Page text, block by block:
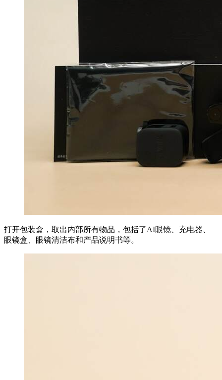
打开包装盒，取出内部所有物品，包括了AI眼镜、充电器、
眼镜盒、眼镜清洁布和产品说明书等。